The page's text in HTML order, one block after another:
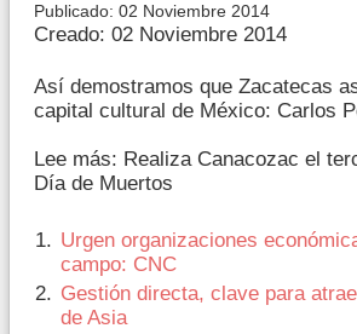
Publicado: 02 Noviembre 2014
Creado: 02 Noviembre 2014
Así demostramos que Zacatecas
capital cultural de México: Carlos
Lee más: Realiza Canacozac el
Día de Muertos
Urgen organizaciones
campo: CNC
Gestión directa, clave para
de Asia